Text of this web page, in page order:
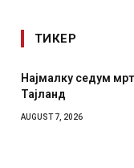
ТИКЕР
во нападот врз